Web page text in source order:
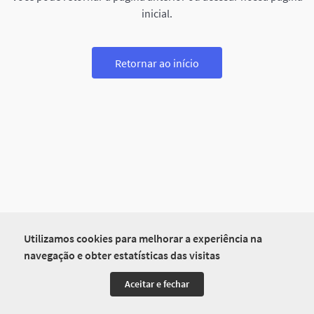
Utilizamos cookies para melhorar a experiência na
navegação e obter estatísticas das visitas
Aceitar e fechar
inicial.
Retornar ao início